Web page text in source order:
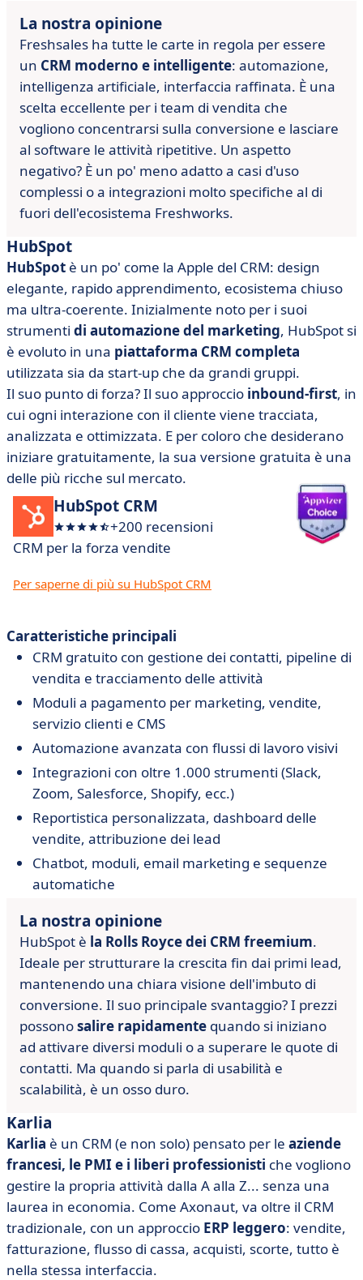
La nostra opinione
Freshsales ha tutte le carte in regola per essere
un CRM moderno e intelligente: automazione,
intelligenza artificiale, interfaccia raffinata. È una
scelta eccellente per i team di vendita che
vogliono concentrarsi sulla conversione e lasciare
al software le attività ripetitive. Un aspetto
negativo? È un po' meno adatto a casi d'uso
complessi o a integrazioni molto specifiche al di
fuori dell'ecosistema Freshworks.
HubSpot
HubSpot è un po' come la Apple del CRM: design
elegante, rapido apprendimento, ecosistema chiuso
ma ultra-coerente. Inizialmente noto per i suoi
strumenti di automazione del marketing, HubSpot si
è evoluto in una piattaforma CRM completa
utilizzata sia da start-up che da grandi gruppi.
Il suo punto di forza? Il suo approccio inbound-first, in
cui ogni interazione con il cliente viene tracciata,
analizzata e ottimizzata. E per coloro che desiderano
iniziare gratuitamente, la sua versione gratuita è una
delle più ricche sul mercato.
HubSpot CRM
+200 recensioni
CRM per la forza vendite
Per saperne di più su HubSpot CRM
Caratteristiche principali
CRM gratuito con gestione dei contatti, pipeline di
vendita e tracciamento delle attività
Moduli a pagamento per marketing, vendite,
servizio clienti e CMS
Automazione avanzata con flussi di lavoro visivi
Integrazioni con oltre 1.000 strumenti (Slack,
Zoom, Salesforce, Shopify, ecc.)
Reportistica personalizzata, dashboard delle
vendite, attribuzione dei lead
Chatbot, moduli, email marketing e sequenze
automatiche
La nostra opinione
HubSpot è la Rolls Royce dei CRM freemium.
Ideale per strutturare la crescita fin dai primi lead,
mantenendo una chiara visione dell'imbuto di
conversione. Il suo principale svantaggio? I prezzi
possonosalire rapidamente quando si iniziano
ad attivare diversi moduli o a superare le quote di
contatti. Ma quando si parla di usabilità e
scalabilità, è un osso duro.
Karlia
Karlia è un CRM (e non solo) pensato per le aziende
francesi, le PMI e i liberi professionisti che vogliono
gestire la propria attività dalla A alla Z... senza una
laurea in economia. Come Axonaut, va oltre il CRM
tradizionale, con un approccio ERP leggero: vendite,
fatturazione, flusso di cassa, acquisti, scorte, tutto è
nella stessa interfaccia.